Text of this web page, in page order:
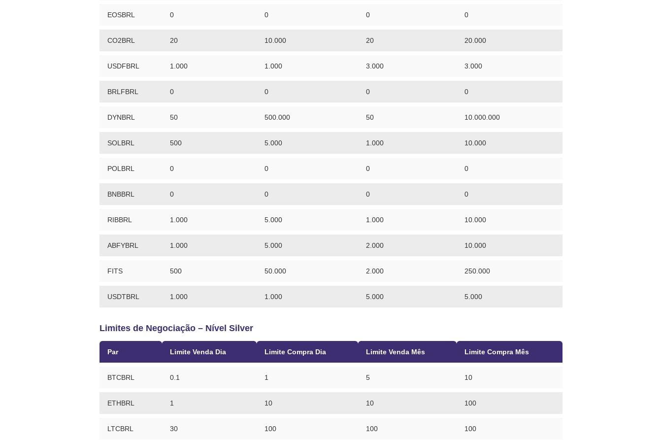
EOSBRL 0 0 0 0
CO2BRL 20 10.000 20 20.000
USDFBRL 1.000 1.000 3.000 3.000
BRLFBRL 0 0 0 0
DYNBRL 50 500.000 50 10.000.000
SOLBRL 500 5.000 1.000 10.000
POLBRL 0 0 0 0
BNBBRL 0 0 0 0
RIBBRL 1.000 5.000 1.000 10.000
ABFYBRL 1.000 5.000 2.000 10.000
FITS 500 50.000 2.000 250.000
USDTBRL 1.000 1.000 5.000 5.000
Limites de Negociação – Nível Silver
Par Limite Venda Dia Limite Compra Dia Limite Venda Mês Limite Compra Mês
BTCBRL 0.1 1 5 10
ETHBRL 1 10 10 100
LTCBRL 30 100 100 100